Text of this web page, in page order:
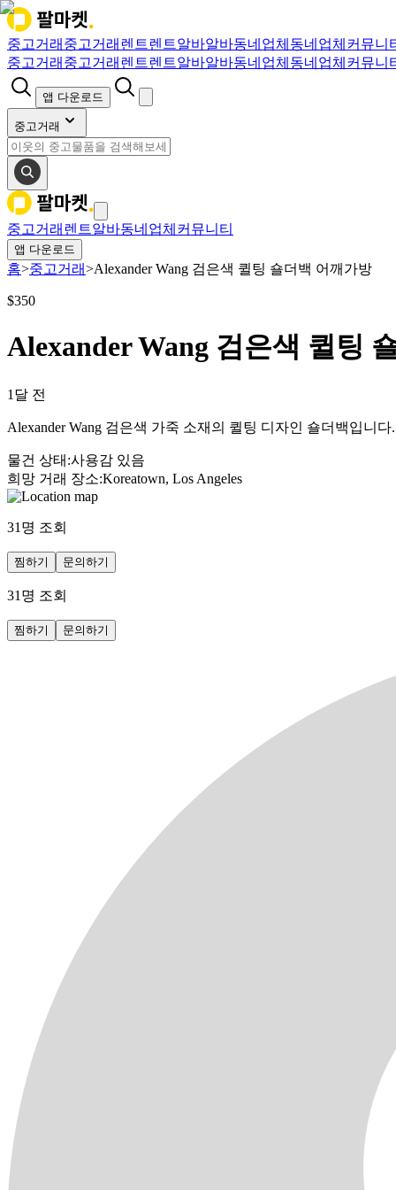
중고거래 중고거래 렌트렌트알바알바동네업체 동네업체 커뮤니
중고거래 중고거래 렌트렌트알바알바동네업체 동네업체 커뮤니
앱 다운로드
중고거래
중고거래 렌트알바동네업체 커뮤니티
앱 다운로드
홈>중고거래>Alexander Wang 검은색 퀼팅 숄더백 어깨가방
$350
Alexander Wang 검은색 퀼팅
1달 전
Alexander Wang 검은색 가죽 소재의 퀼팅 디자인 숄더백입니
물건 상태 :사용감 있음
희망 거래 장소:Koreatown, Los Angeles
31 명 조회
찜하기 문의하기
31 명 조회
찜하기 문의하기